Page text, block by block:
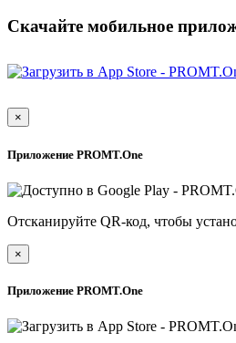
Скачайте мобильное
×
Приложение PROMT.One
Отсканируйте QR-код, чтобы
×
Приложение PROMT.One